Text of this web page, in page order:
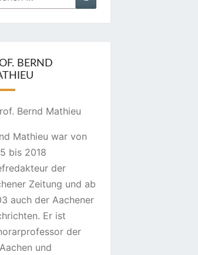
BERND
Mathieu war von
bis 2018
der
Zeitung und ab
auch der Aachener
Er ist
der
und